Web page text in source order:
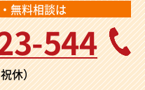
無料相談は
544
休）